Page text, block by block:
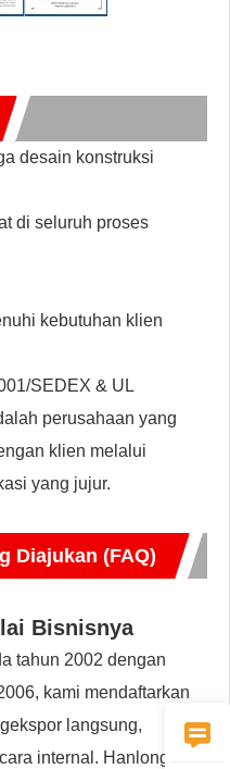
desain konstruksi
di seluruh proses
kebutuhan klien
SEDEX & UL
perusahaan yang
klien melalui
yang jujur.
Diajukan (FAQ)
Bisnisnya
tahun 2002 dengan
kami mendaftarkan
langsung,
internal. Hanlong dan
